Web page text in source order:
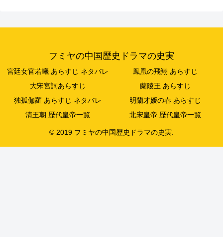
フミヤの中国歴史ドラマの史実
宮廷女官若曦 あらすじ ネタバレ
鳳凰の飛翔 あらすじ
大宋宮詞あらすじ
蘭陵王 あらすじ
独孤伽羅 あらすじ ネタバレ
明蘭才媛の春 あらすじ
清王朝 歴代皇帝一覧
北宋皇帝 歴代皇帝一覧
© 2019 フミヤの中国歴史ドラマの史実.